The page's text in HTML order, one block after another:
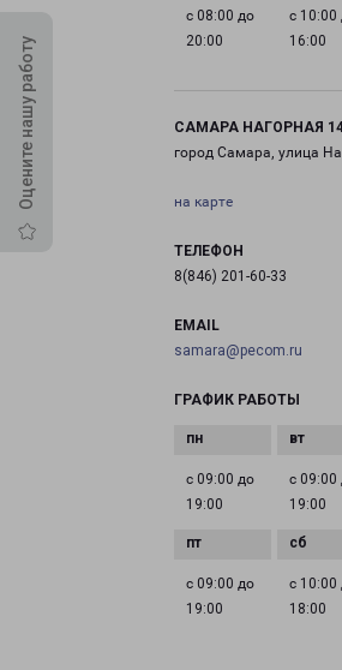
Оцените нашу работу
с 08:00 до
20:00
с 10:00
16:00
САМАРА НАГОРНАЯ
город Самара, улица
на карте
ТЕЛЕФОН
8(846) 201-60-33
EMAIL
samara@pecom.ru
ГРАФИК РАБОТЫ
с 09:00 до
19:00
с 09:00
19:00
с 09:00 до
19:00
с 10:00
18:00